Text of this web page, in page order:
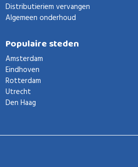
Distributieriem vervangen
Algemeen onderhoud
Populaire steden
Amsterdam
Eindhoven
Rotterdam
Utrecht
Den Haag